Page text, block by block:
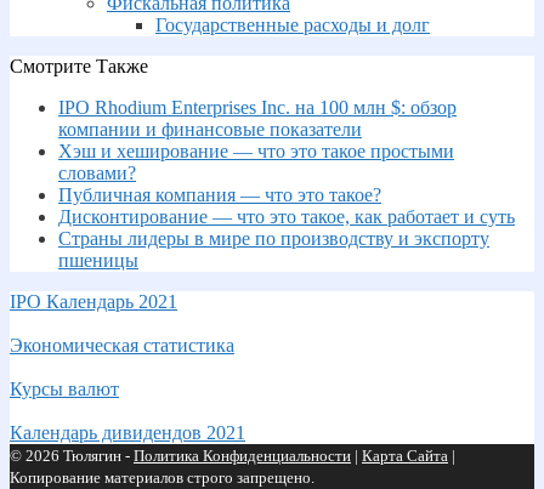
Государственные расходы и долг
Смотрите Также
IPO Rhodium Enterprises Inc. на 100 млн $: обзор
компании и финансовые показатели
Хэш и хеширование — что это такое простыми
словами?
Публичная компания — что это такое?
Дисконтирование — что это такое, как работает и суть
Страны лидеры в мире по производству и экспорту
пшеницы
IPO Календарь 2021
Экономическая статистика
Курсы валют
Календарь дивидендов 2021
© 2026 Тюлягин - Политика Конфиденциальности | Карта Сайта |
Копирование материалов строго запрещено.